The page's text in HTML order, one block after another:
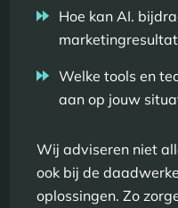
Hoe kan AI.
Welke tools en
aan op jouw
Wij adviseren niet
ook bij de
oplossingen. Zo